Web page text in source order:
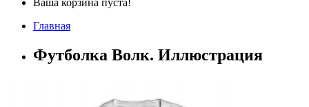
Ваша корзина пуста!
Главная
Футболка Волк. Иллюстрация